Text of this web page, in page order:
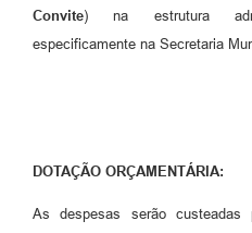
Convite) na estrutura
especificamente na Secretaria
DOTAÇÃO ORÇAMENTÁRIA:
As despesas serão custeadas